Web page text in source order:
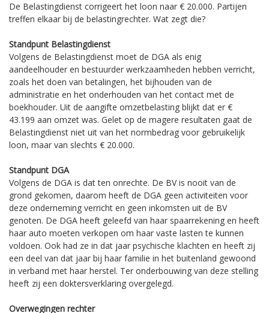
De Belastingdienst corrigeert het loon naar € 20.000. Partijen
treffen elkaar bij de belastingrechter. Wat zegt die?
Standpunt Belastingdienst
Volgens de Belastingdienst moet de DGA als enig
aandeelhouder en bestuurder werkzaamheden hebben verricht,
zoals het doen van betalingen, het bijhouden van de
administratie en het onderhouden van het contact met de
boekhouder. Uit de aangifte omzetbelasting blijkt dat er €
43.199 aan omzet was. Gelet op de magere resultaten gaat de
Belastingdienst niet uit van het normbedrag voor gebruikelijk
loon, maar van slechts € 20.000.
Standpunt DGA
Volgens de DGA is dat ten onrechte. De BV is nooit van de
grond gekomen, daarom heeft de DGA geen activiteiten voor
deze onderneming verricht en geen inkomsten uit de BV
genoten. De DGA heeft geleefd van haar spaarrekening en heeft
haar auto moeten verkopen om haar vaste lasten te kunnen
voldoen. Ook had ze in dat jaar psychische klachten en heeft zij
een deel van dat jaar bij haar familie in het buitenland gewoond
in verband met haar herstel. Ter onderbouwing van deze stelling
heeft zij een doktersverklaring overgelegd.
Overwegingen rechter